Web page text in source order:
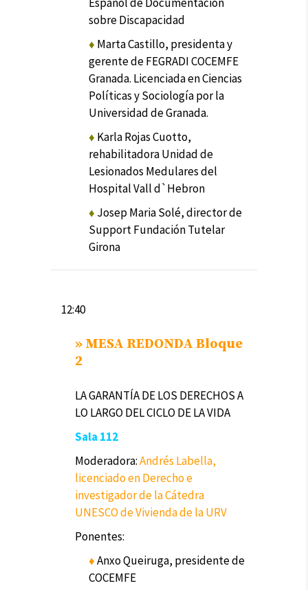
sobre Discapacidad
♦ Marta Castillo, presidenta y
gerente de FEGRADI COCEMFE
Granada. Licenciada en Ciencias
Políticas y Sociología por la
Universidad de Granada.
♦ Karla Rojas Cuotto,
rehabilitadora Unidad de
Lesionados Medulares del
Hospital Vall d`Hebron
♦ Josep Maria Solé, director de
Support Fundación Tutelar
Girona
12:40
» MESA REDONDA Bloque
2
LA GARANTÍA DE LOS DERECHOS A
LO LARGO DEL CICLO DE LA VIDA
Sala 112
Moderadora:Andrés Labella,
licenciado en Derecho e
investigador de la Cátedra
UNESCO de Vivienda de la URV
Ponentes:
♦Anxo Queiruga, presidente de
COCEMFE